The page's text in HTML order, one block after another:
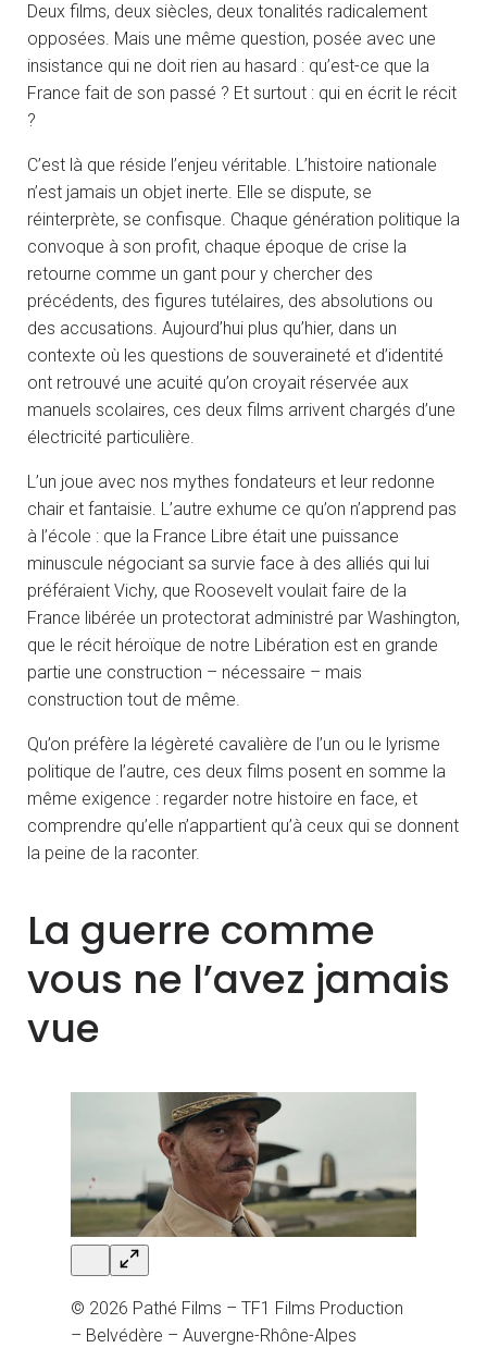
Deux films, deux siècles, deux tonalités radicalement
opposées. Mais une même question, posée avec une
insistance qui ne doit rien au hasard : qu’est-ce que la
France fait de son passé ? Et surtout : qui en écrit le récit
?
C’est là que réside l’enjeu véritable. L’histoire nationale
n’est jamais un objet inerte. Elle se dispute, se
réinterprète, se confisque. Chaque génération politique la
convoque à son profit, chaque époque de crise la
retourne comme un gant pour y chercher des
précédents, des figures tutélaires, des absolutions ou
des accusations. Aujourd’hui plus qu’hier, dans un
contexte où les questions de souveraineté et d’identité
ont retrouvé une acuité qu’on croyait réservée aux
manuels scolaires, ces deux films arrivent chargés d’une
électricité particulière.
L’un joue avec nos mythes fondateurs et leur redonne
chair et fantaisie. L’autre exhume ce qu’on n’apprend pas
à l’école : que la France Libre était une puissance
minuscule négociant sa survie face à des alliés qui lui
préféraient Vichy, que Roosevelt voulait faire de la
France libérée un protectorat administré par Washington,
que le récit héroïque de notre Libération est en grande
partie une construction – nécessaire – mais
construction tout de même.
Qu’on préfère la légèreté cavalière de l’un ou le lyrisme
politique de l’autre, ces deux films posent en somme la
même exigence : regarder notre histoire en face, et
comprendre qu’elle n’appartient qu’à ceux qui se donnent
la peine de la raconter.
La guerre comme
vous ne l’avez jamais
vue
© 2026 Pathé Films – TF1 Films Production
– Belvédère – Auvergne-Rhône-Alpes